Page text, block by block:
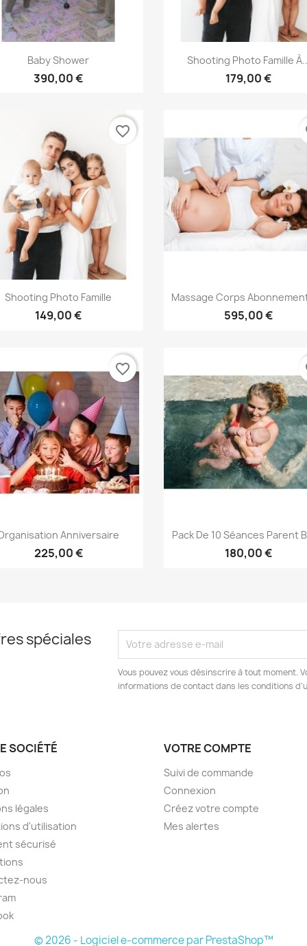
Aperçu rapide
Baby Shower
390,00 €
Aperçu rapide
Shooting Photo Famille
179,00 €
Aperçu rapide
Shooting Photo Famille
149,00 €
favorite_border
Aperçu rapide
Massage Corps
595,00 €
Aperçu rapide
Anniversaire
225,00 €
favorite_border
Aperçu rapide
Pack De 10 Séances Parent
180,00 €
spéciales
Vous pouvez vous désinscrire à tout moment.
informations de contact dans les conditions
SOCIÉTÉ
légales
d'utilisation
sécurisé
nous
VOTRE COMPTE
Suivi de commande
Connexion
Créez votre compte
Mes alertes
© 2026 - Logiciel e-commerce par PrestaShop™